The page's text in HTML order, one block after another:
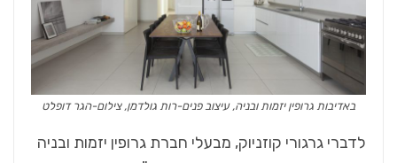
באדיבות גרופין יזמות ובניה, עיצוב פנים-רות גולדמן, צילום-הגר דופלט
לדברי גרגורי קוזניוק, מבעלי חברת גרופין יזמות ובניה